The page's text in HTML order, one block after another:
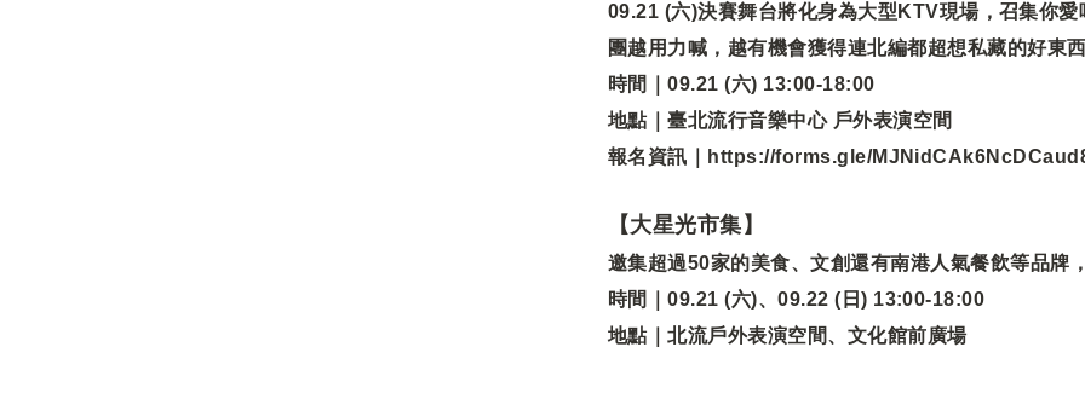
09.21 (六)決賽舞台將化身為大型KTV現場，召集你
團越用力喊，越有機會獲得連北編都超想私藏的好東
時間｜09.21 (六) 13:00-18:00
地點｜臺北流行音樂中心 戶外表演空間
報名資訊｜https://forms.gle/
【大星光市集】
邀集超過50家的美食、文創還有南港人氣餐飲等品牌
時間｜09.21 (六)、09.22 (日) 13:00-18:00
地點｜北流戶外表演空間、文化館前廣場